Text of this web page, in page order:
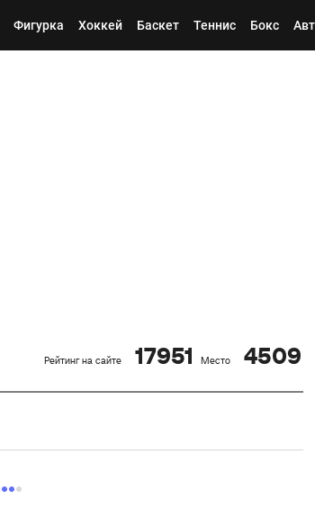
Фигурка Хоккей Баскет Теннис Бокс
Рейтинг на сайте 17951 Место 4509